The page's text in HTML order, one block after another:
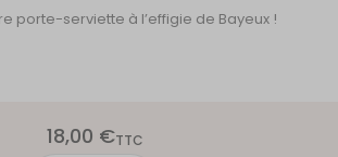
porte-serviette à l’effigie de Bayeux !
18,00 €TTC